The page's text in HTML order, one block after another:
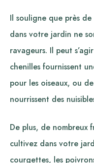
Il souligne que près
dans votre jardin ne
ravageurs. Il peut
chenilles fournissent
pour les oiseaux, ou
nourrissent des
De plus, de nombreux
cultivez dans votre
courgettes, les